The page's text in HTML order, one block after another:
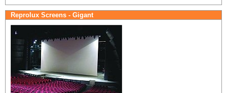
Reprolux Screens - Gigant